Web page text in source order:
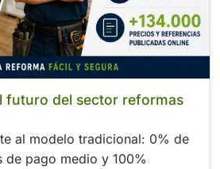
futuro del sector reformas
al modelo tradicional: 0% de
de pago medio y 100%